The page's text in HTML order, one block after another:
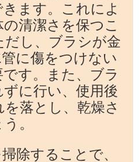
ます。これによ
清潔さを保つこ
だし、ブラシが金
に傷をつけない
す。また、ブラ
に行い、使用後
落とし、乾燥さ
。
除することで、